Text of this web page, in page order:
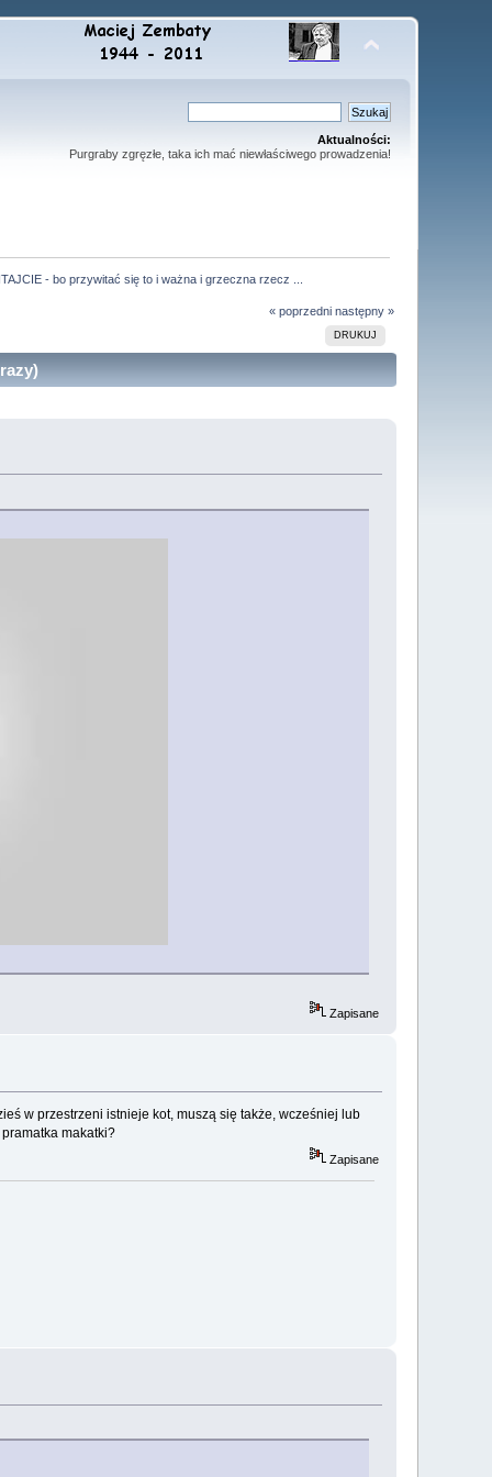
Aktualności:
Purgraby zgręzłe, taka ich mać niewłaściwego prowadzenia!
- bo przywitać się to i ważna i grzeczna rzecz ...
« poprzedni następny »
DRUKUJ
Zapisane
w przestrzeni istnieje kot, muszą się także, wcześniej lub
makatki?
Zapisane